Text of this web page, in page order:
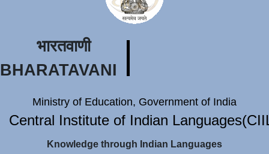
भारतवाणी
BHARATAVANI
Ministry of Education, Government of India
Central Institute of Indian
Knowledge through Indian Languages